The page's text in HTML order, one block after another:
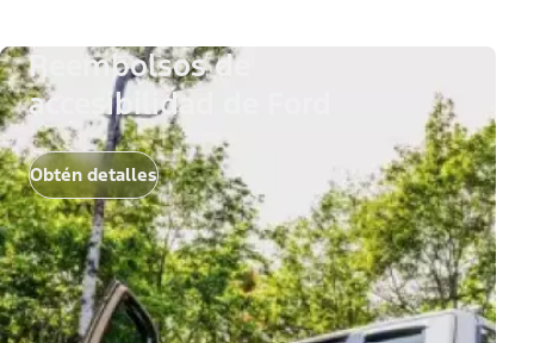
Reembolsos de
accesibilidad de Ford
Obtén detalles